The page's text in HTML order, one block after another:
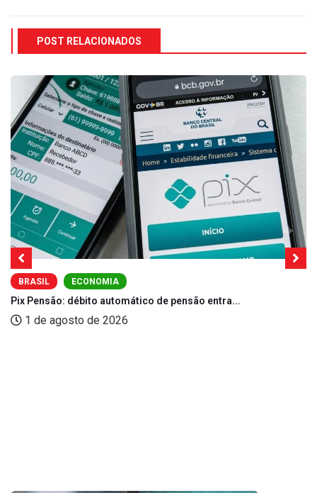
POST RELACIONADOS
BRASIL ECONOMIA
Pix Pensão: débito automático de pensão entra...
1 de agosto de 2026